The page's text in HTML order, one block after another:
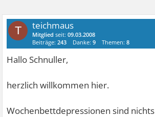
T teichmaus
Mitglied seit:09.03.2008
Beiträge:243 Danke:9 Themen:8
Hallo Schnuller,
herzlich willkommen hier.
Wochenbettdepressionen sind nichts